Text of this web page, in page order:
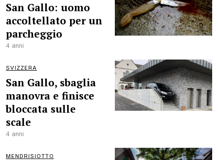
San Gallo: uomo
accoltellato per un
parcheggio
4 anni
SVIZZERA
San Gallo, sbaglia
manovra e finisce
bloccata sulle
scale
4 anni
MENDRISIOTTO